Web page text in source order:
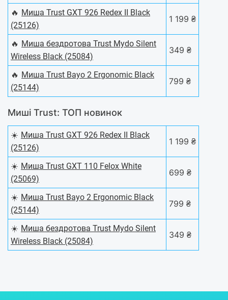
🔥 Миша Trust GXT 926 Redex II Black
(25126)
1 199 ₴
🔥 Миша бездротова Trust Mydo Silent
Wireless Black (25084)
349 ₴
🔥 Миша Trust Bayo 2 Ergonomic Black
(25144)
799 ₴
Миші Trust: ТОП новинок
☀️ Миша Trust GXT 926 Redex II Black
(25126)
1 199 ₴
☀️ Миша Trust GXT 110 Felox White
(25069)
699 ₴
☀️ Миша Trust Bayo 2 Ergonomic Black
(25144)
799 ₴
☀️ Миша бездротова Trust Mydo Silent
Wireless Black (25084)
349 ₴